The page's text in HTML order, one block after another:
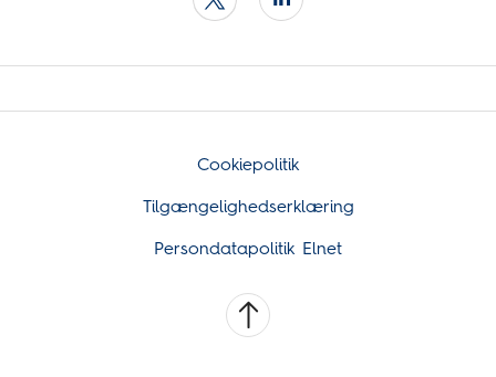
Cookiepolitik
Tilgængelighedserklæring
Persondatapolitik Elnet